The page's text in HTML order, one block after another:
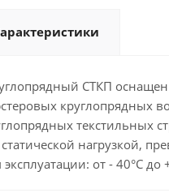
СТКП
круглопрядных
текстильных
нагрузкой,
от - 40°С до